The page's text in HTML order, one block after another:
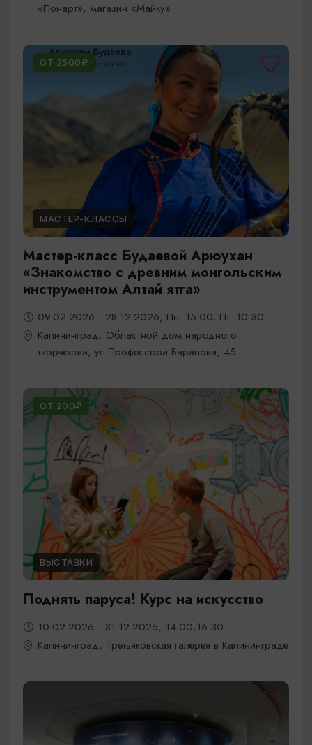
«Понарт», магазин «Майку»
ОТ 2500₽
МАСТЕР-КЛАССЫ
Мастер-класс Будаевой Арюухан
«Знакомство с древним монгольским
инструментом Алтай ятга»
09.02.2026 - 28.12.2026, Пн. 15:00; Пт. 10:30
Калининград, Областной дом народного
творчества, ул.Профессора Баранова, 45
ОТ 200₽
ВЫСТАВКИ
Поднять паруса! Курс на искусство
10.02.2026 - 31.12.2026, 14:00,16:30
Калининград, Третьяковская галерея в Калининграде